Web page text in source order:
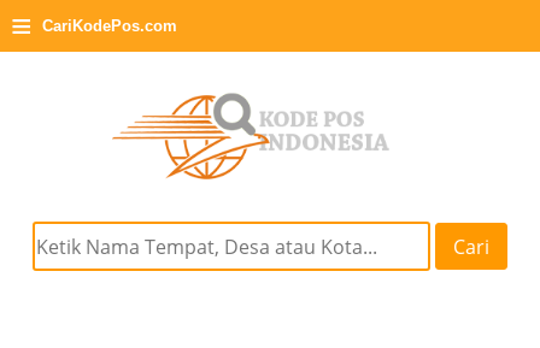
≡ CariKodePos.com
Cari